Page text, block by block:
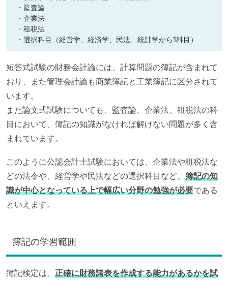
・監査論
・企業法
・租税法
・選択科目（経営学、経済学、民法、統計学から1科目）
短答式試験の財務会計論には、計算問題の簿記が含まれて
おり、また管理会計論も商業簿記と工業簿記に区分されて
います。
また論文式試験についても、監査論、企業法、租税法の科
目において、簿記の知識がなければ解けない問題が多く含
まれています。
このように公認会計士試験においては、企業法や租税法な
どの法令や、経営学や民法などの選択科目など、 簿記の知
識が中心となっている上で幅広い分野の勉強が必要である
といえます。
簿記の学習範囲
簿記検定は、 正確に財務諸表を作成する能力があるかを試